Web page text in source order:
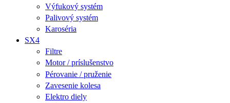
Výfukový systém
Palivový systém
Karoséria
SX4
Filtre
Motor / príslušenstvo
Pérovanie / pruženie
Zavesenie kolesa
Elektro diely